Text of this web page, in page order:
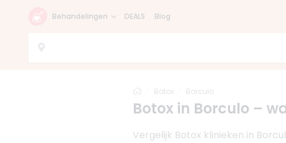
Behandelingen DEALS Blog
Home
Botox Borculo
Botox in Borculo –
Vergelijk Botox klinieken in